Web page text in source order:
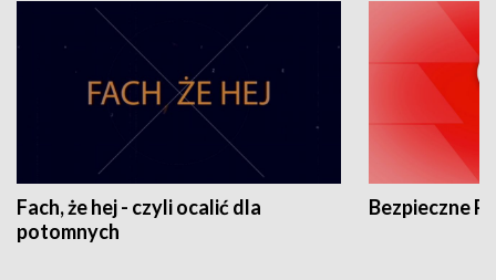
Fach, że hej - czyli ocalić dla
potomnych
Bezpieczne